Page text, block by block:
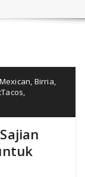
Birria